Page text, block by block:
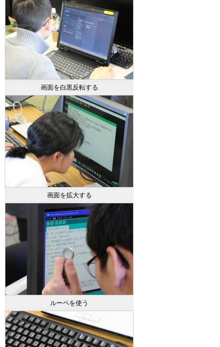
画面を白黒反転する
画面を拡大する
ルーペを使う